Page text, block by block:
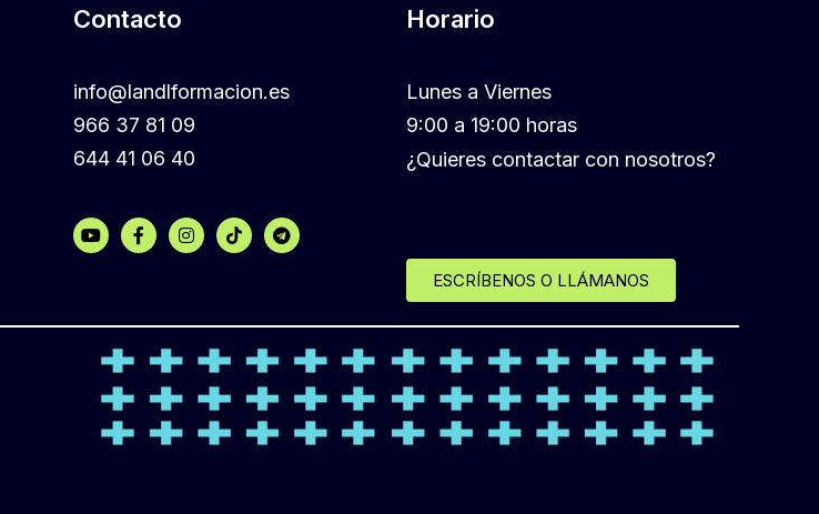
Contacto
info@landlformacion.es
966 37 81 09
644 41 06 40
Horario
Lunes a Viernes
9:00 a 19:00 horas
¿Quieres contactar con nosotros?
ESCRÍBENOS O LLÁMANOS